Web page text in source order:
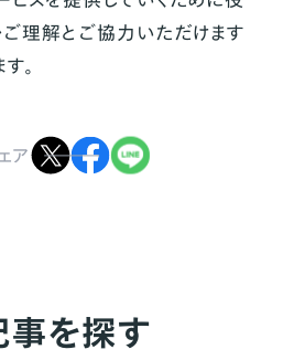
ご理解とご協力いただけます
。
ア
事を探す